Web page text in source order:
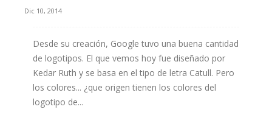
Dic 10, 2014
Desde su creación, Google tuvo una buena cantidad
de logotipos. El que vemos hoy fue diseñado por
Kedar Ruth y se basa en el tipo de letra Catull. Pero
los colores... ¿que origen tienen los colores del
logotipo de...